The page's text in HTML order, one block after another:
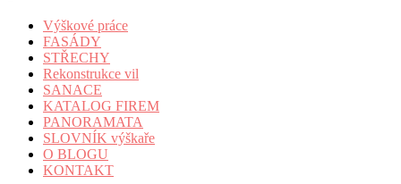
Výškové práce
FASÁDY
STŘECHY
Rekonstrukce vil
SANACE
KATALOG FIREM
PANORAMATA
SLOVNÍK výškaře
O BLOGU
KONTAKT